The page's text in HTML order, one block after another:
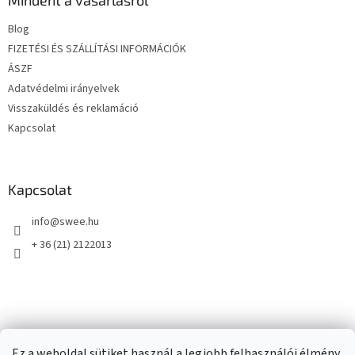
Blog
FIZETÉSI ÉS SZÁLLÍTÁSI INFORMÁCIÓK
ÁSZF
Adatvédelmi irányelvek
Visszaküldés és reklamáció
Kapcsolat
Kapcsolat
info@swee.hu
+ 36 (21) 2122013